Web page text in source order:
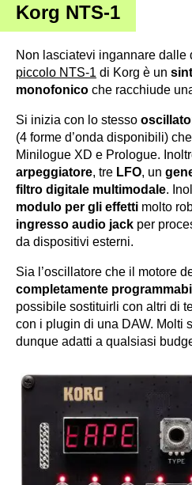
Korg NTS-1
Non lasciatevi ingannare dalle
piccolo NTS-1 di Korg è un
monofonico che racchiude
Si inizia con lo stesso
(4 forme d’onda disponibili)
Minilogue XD e Prologue.
arpeggiatore, tre LFO, un
filtro digitale multimodale.
modulo per gli effetti molto
ingresso audio jack per
da dispositivi esterni.
Sia l’oscillatore che il motore
completamente
possibile sostituirli con altri di
con i plugin di una DAW. Molti
dunque adatti a qualsiasi